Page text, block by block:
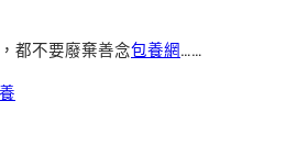
都不要廢棄善念包養網……